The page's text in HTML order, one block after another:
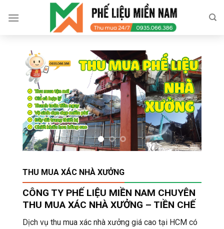
THU MUA XÁC NHÀ XƯỞNG
CÔNG TY PHẾ LIỆU MIỀN NAM CHUYÊN
THU MUA XÁC NHÀ XƯỞNG – TIỀN CHẾ
Dịch vụ thu mua xác nhà xưởng giá cao tại HCM có